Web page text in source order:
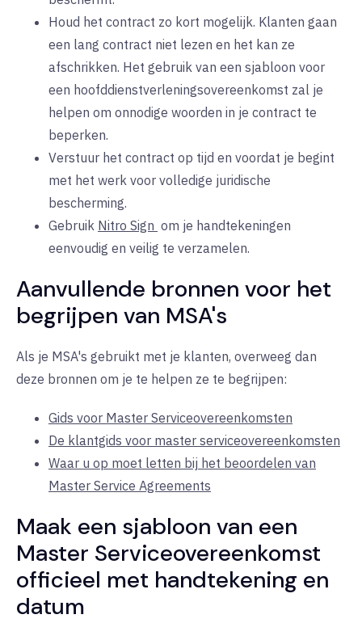
Houd het contract zo kort mogelijk. Klanten gaan
een lang contract niet lezen en het kan ze
afschrikken. Het gebruik van een sjabloon voor
een hoofddienstverleningsovereenkomst zal je
helpen om onnodige woorden in je contract te
beperken.
Verstuur het contract op tijd en voordat je begint
met het werk voor volledige juridische
bescherming.
Gebruik Nitro Sign om je handtekeningen
eenvoudig en veilig te verzamelen.
Aanvullende bronnen voor het
begrijpen van MSA's
Als je MSA's gebruikt met je klanten, overweeg dan
deze bronnen om je te helpen ze te begrijpen:
Gids voor Master Serviceovereenkomsten
De klantgids voor master serviceovereenkomsten
Waar u op moet letten bij het beoordelen van
Master Service Agreements
Maak een sjabloon van een
Master Serviceovereenkomst
officieel met handtekening en
datum